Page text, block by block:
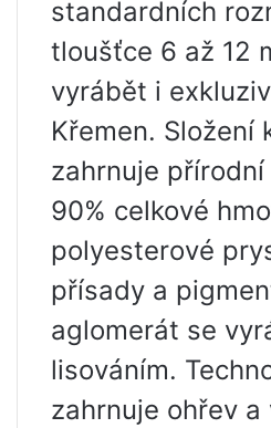
standardních
tloušťce 6 až 12
vyrábět i
Křemen. Složení
zahrnuje
90% celkové
polyesterové
přísady a
aglomerát se
lisováním.
zahrnuje ohřev a